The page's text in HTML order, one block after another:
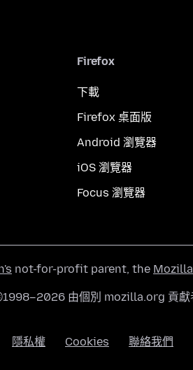
Firefox
下載
Firefox 桌面版
Android 瀏覽器
iOS 瀏覽器
Focus 瀏覽器
not-for-profit parent, the
由個別 mozilla.org 貢獻
隱私權 Cookies 聯絡我們